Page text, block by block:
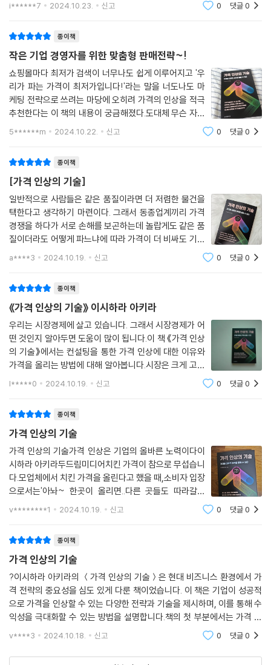
i******7 2024.10.23. 신고 0 댓글0
종이책
작은 기업 경영자를 위한 맞춤형 판매전략~!
쇼핑몰마다 최저가 검색이 너무나도 쉽게 이루어지고 '우
리가 파는 가격이 최저가입니다!'라는 말을 너도나도 마
케팅 전략으로 쓰려는 마당에 오히려 가격의 인상을 적극
추천한다는 이 책의 내용이 궁금해졌다.도대체 무슨 자신
감으로 일단 가격을 올려서 팔라고 했을까?에 대해 의구
5******m 2024.10.22. 신고 0 댓글0
종이책
[가격 인상의 기술]
일반적으로 사람들은 같은 품질이라면 더 저렴한 물건을
택한다고 생각하기 마련이다. 그래서 동종업계끼리 가격
경쟁을 하다가 서로 손해를 보곤하는데 놀랍게도 같은 품
질이더라도 어떻게 파느냐에 따라 가격이 더 비싸도 기꺼
이 지불하는 사람들이 있다. 어떻게 이런 사람들의 마음을
a****3 2024.10.19. 신고 0 댓글0
종이책
《가격 인상의 기술》 이시하라 아키라
우리는 시장경제에 살고 있습니다. 그래서 시장경제가 어
떤 것인지 알아두면 도움이 많이 됩니다.이 책 《가격 인상
의 기술》에서는 컨설팅을 통한 가격 인상에 대한 이유와
가격을 올리는 방법에 대해 알아봅니다.시장은 크게 고소
득자와 자산 보유자, 저소득층, 이렇게 두 그룹으로 나뉘
l*****0 2024.10.19. 신고 0 댓글0
종이책
가격 인상의 기술
가격 인상의 기술가격 인상은 기업의 올바른 노력이다이
시하라 아키라두드림미디어치킨 가격이 참으로 무섭습니
다.모업체에서 치킨 가격을 올린다고 했을 때,소비자 입장
으로서는'아놔~ 한곳이 올리면..다른 곳들도 따라갈텐
데..''소비자가 똘똘 뭉쳐서 저 치킨을 안사주면 가격이 내
v********1 2024.10.19. 신고 0 댓글0
종이책
가격 인상의 기술
?이시하라 아키라의 ＜가격 인상의 기술＞은 현대 비즈니스 환경에서 가
격 전략의 중요성을 심도 있게 다룬 책이었습니다. 이 책은 기업이 성공적
으로 가격을 인상할 수 있는 다양한 전략과 기술을 제시하며, 이를 통해 수
익성을 극대화할 수 있는 방법을 설명합니다.책의 첫 부분에서는 가격 인
상의 필요성과 그 중요성에 대해 설명합니다. 이시하라는 가격 인상이 단
v****3 2024.10.18. 신고 0 댓글0